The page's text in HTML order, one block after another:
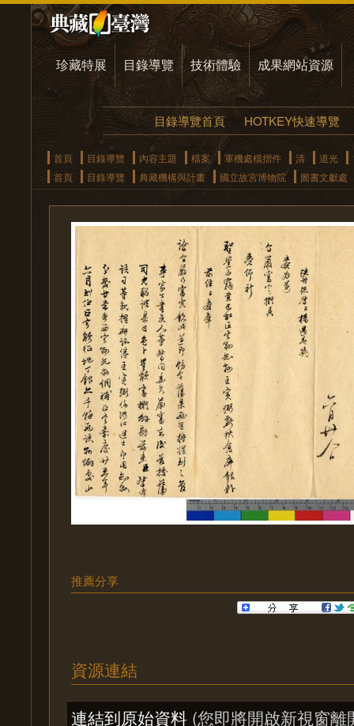
珍藏特展 目錄導覽 技術體驗 成果網站資源
目錄導覽首頁 HOTKEY快速導覽
首頁 目錄導覽 內容主題 檔案 軍機處檔摺件 清 道光
首頁
目錄導覽 典藏機構與計畫 國立故宮博物院 圖書文獻處
推薦分享
資源連結
連結到原始資料 (您即將開啟新視窗離